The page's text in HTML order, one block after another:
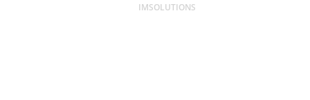
IMSOLUTIONS